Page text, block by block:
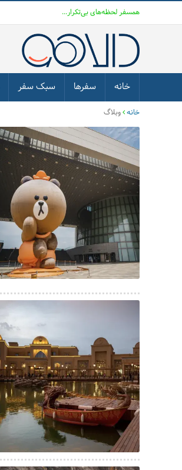
همسفر لحظه‌های بی‌تکرار...
خانه سفرها سبک سفر
خانه وبلاگ